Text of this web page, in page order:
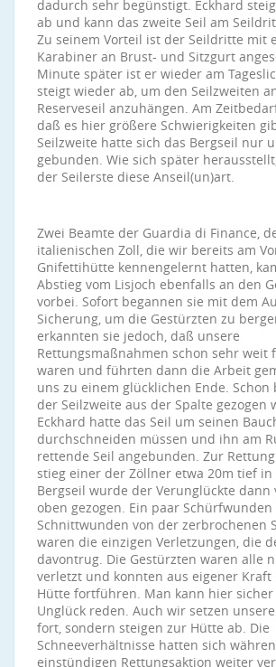
dadurch sehr begünstigt. Eckhard
ab und kann das zweite Seil am
Zu seinem Vorteil ist der Seildritte mit
Karabiner an Brust- und Sitzgurt
Minute später ist er wieder am
steigt wieder ab, um den Seilzweiten
Reserveseil anzuhängen. Am
daß es hier größere Schwierigkeiten
Seilzweite hatte sich das Bergseil nur
gebunden. Wie sich später
der Seilerste diese Anseil(un)art.
Zwei Beamte der Guardia di Finance,
italienischen Zoll, die wir bereits am
Gnifettihütte kennengelernt hatten,
Abstieg vom Lisjoch ebenfalls an den
vorbei. Sofort begannen sie mit dem
Sicherung, um die Gestürzten zu
erkannten sie jedoch, daß unsere
Rettungsmaßnahmen schon sehr weit
waren und führten dann die Arbeit
uns zu einem glücklichen Ende. Schon
der Seilzweite aus der Spalte gezogen
Eckhard hatte das Seil um seinen
durchschneiden müssen und ihn am
rettende Seil angebunden. Zur
stieg einer der Zöllner etwa 20m tief in
Bergseil wurde der Verunglückte dann
oben gezogen. Ein paar
Schnittwunden von der zerbrochenen
waren die einzigen Verletzungen, die
davontrug. Die Gestürzten waren alle
verletzt und konnten aus eigener Kraft
Hütte fortführen. Man kann hier sicher
Unglück reden. Auch wir setzen
fort, sondern steigen zur Hütte ab. Die
Schneeverhältnisse hatten sich
einstündigen Rettungsaktion weiter